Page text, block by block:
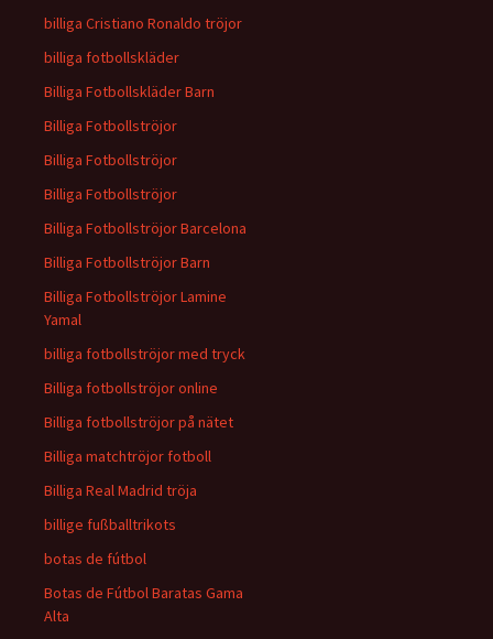
billiga Cristiano Ronaldo tröjor
billiga fotbollskläder
Billiga Fotbollskläder Barn
Billiga Fotbollströjor
Billiga Fotbollströjor
Billiga Fotbollströjor
Billiga Fotbollströjor Barcelona
Billiga Fotbollströjor Barn
Billiga Fotbollströjor Lamine
Yamal
billiga fotbollströjor med tryck
Billiga fotbollströjor online
Billiga fotbollströjor på nätet
Billiga matchtröjor fotboll
Billiga Real Madrid tröja
billige fußballtrikots
botas de fútbol
Botas de Fútbol Baratas Gama
Alta